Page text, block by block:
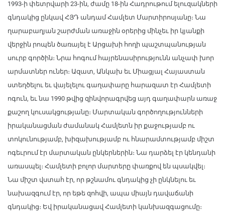
1993-ի փետրվարի 23-ին, ժամը 18-ին Հադրութում ելուզակների
գնդակից ընկավ ՀՅԴ անդամ Համլետ Մարտիրոսյանը։ Նա
ղարաբաղյան շարժման առաջին օրերից մինչեւ իր կյանքի
վերջին րոպեն ծառայել է Արցախի հողի պաշտպանության
սուրբ գործին։ Նրա հոգում հայրենասիրությունն անչափ խոր
արմատներ ուներ։ Ազատ, Անկախ եւ Միացյալ Հայաստան
ստեղծելու եւ վայելելու գաղափարը հարազատ էր Համլետի
ոգուն, եւ նա 1990 թվից զինվորագրվեց այդ գաղափարն առաջ
քաշող կուսակցությանը։ Մարտական գործողությունների
իրականացման ժամանակ Համլետն իր քաջությամբ ու
տոկունությամբ, խիզախությամբ ու հնարամտությամբ միշտ
ոգեւրում էր մարտական ընկերներին։ Նա դարձել էր կենդանի
առասպել։ Համլետի բոլոր մարտերը փառքով են պսակվել։
Նա միշտ վստահ էր, որ թշնամու գնդակից չի ընկնելու եւ
նախազգում էր, որ եթե զոհվի, ապա միայն դավաճանի
գնդակից։ Եվ իրականացավ Համլետի կանխազգացումը։